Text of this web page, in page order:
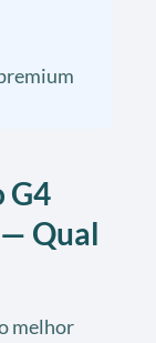
G4
— Qual
melhor